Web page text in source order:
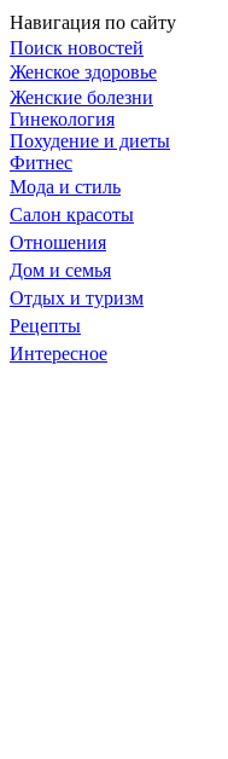
Навигация по сайту
Поиск новостей
Женское здоровье
Женские болезни
Гинекология
Похудение и диеты
Фитнес
Мода и стиль
Салон красоты
Отношения
Дом и семья
Отдых и туризм
Рецепты
Интересное